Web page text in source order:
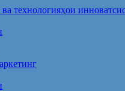
технологияҳои